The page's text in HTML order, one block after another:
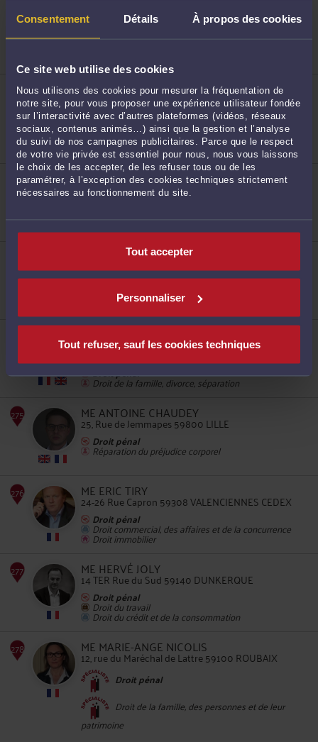
Consentement Détails À propos des cookies
Ce site web utilise des cookies
Nous utilisons des cookies pour mesurer la fréquentation de
notre site, pour vous proposer une expérience utilisateur fondée
sur l’interactivité avec d’autres plateformes (vidéos, réseaux
sociaux, contenus animés…) ainsi que la gestion et l’analyse
du suivi de nos campagnes publicitaires. Parce que le respect
de votre vie privée est essentiel pour nous, nous vous laissons
le choix de les accepter, de les refuser tous ou de les
paramétrer, à l’exception des cookies techniques strictement
nécessaires au fonctionnement du site.
Tout accepter
Personnaliser
Tout refuser, sauf les cookies techniques
268
269
ME ANTOINE LECORNET
20, rue des Vicaires 59000 LILLE
Droit pénal des affaires
ME SABRINA BECHIR
229 rue Solférino 59000 LILLE
Accepte les consultations vidéo
Droit des étrangers et de la nationalité
Droit public
Fonction publique
ME MARIE CUILLIEZ
19, Avenue Simone 59110 LA MADELEINE
273
ME AURORE PONSONNAILLE
Immeuble Crystal 59777 EURALILLE
Droit pénal
Droit commercial, des affaires et de la concurrence
Droit du dommage corporel
274
76, rue de l'Espérance 59800 LILLE
Droit des étrangers et de la nationalité
Droit pénal
Droit de la famille, divorce, séparation
ME ANTOINE CHAUDEY
25, Rue de Jemmapes 59800 LILLE
Droit pénal
Réparation du préjudice corporel
ME ERIC TIRY
24-26 Rue Capron 59308 VALENCIENNES CEDEX
Droit pénal
Droit commercial, des affaires et de la concurrence
Droit immobilier
ME HERVÉ JOLY
14 TER Rue du Sud 59140 DUNKERQUE
Droit pénal
Droit du travail
Droit du crédit et de la consommation
ME MARIE-ANGE NICOLIS
12, rue du Maréchal de Lattre 59100 ROUBAIX
Droit pénal
Droit de la famille, des personnes et de leur
patrimoine